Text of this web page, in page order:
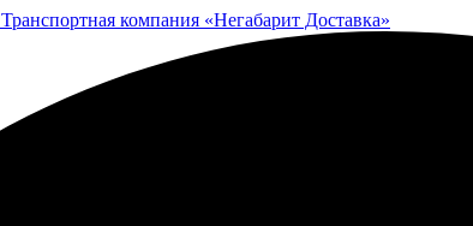
Транспортная компания «Негабарит Доставка»